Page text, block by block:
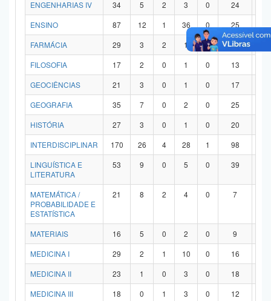
ENGENHARIAS IV
34 5 2 3 0 24
ENSINO
87 12 1 36 0 25
FARMÁCIA
29 3 2 1 0 21
FILOSOFIA
17 2 0 1 0 13
GEOCIÊNCIAS
21 3 0 1 0 17
GEOGRAFIA
35 7 0 2 0 25
HISTÓRIA
27 3 0 1 0 20
INTERDISCIPLINAR
170 26 4 28 1 98
LINGUÍSTICA E
LITERATURA
53 9 0 5 0 39
MATEMÁTICA /
PROBABILIDADE E
ESTATÍSTICA
21 8 2 4 0 7
MATERIAIS 16 5 0 2 0 9
MEDICINA I
29 2 1 10 0 16
MEDICINA II
23 1 0 3 0 18
MEDICINA III
18 0 1 3 0 12